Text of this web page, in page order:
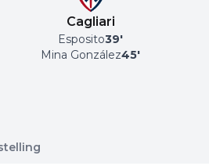
Cagliari
Esposito39'
Mina González45'